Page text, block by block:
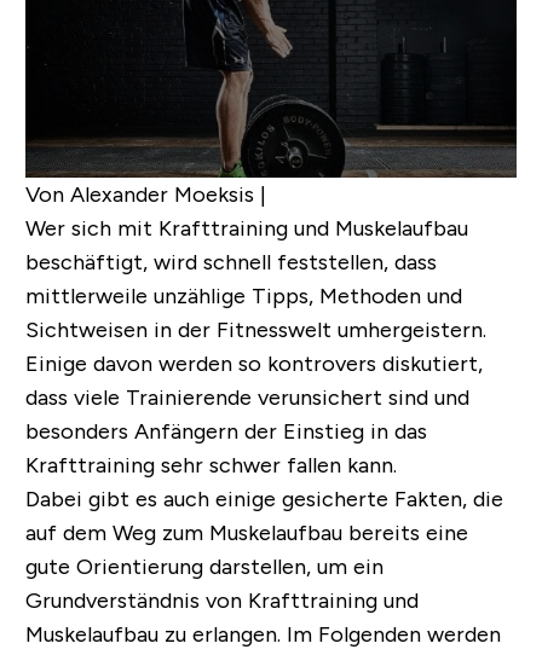
Von Alexander Moeksis |
Wer sich mit Krafttraining und Muskelaufbau
beschäftigt, wird schnell feststellen, dass
mittlerweile unzählige Tipps, Methoden und
Sichtweisen in der Fitnesswelt umhergeistern.
Einige davon werden so kontrovers diskutiert,
dass viele Trainierende verunsichert sind und
besonders Anfängern der Einstieg in das
Krafttraining sehr schwer fallen kann.
Dabei gibt es auch einige gesicherte Fakten, die
auf dem Weg zum Muskelaufbau bereits eine
gute Orientierung darstellen, um ein
Grundverständnis von Krafttraining und
Muskelaufbau zu erlangen. Im Folgenden werden